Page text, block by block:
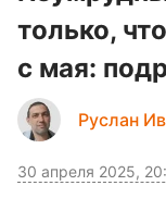
только,
с мая:
Руслан
30 апреля 2025,